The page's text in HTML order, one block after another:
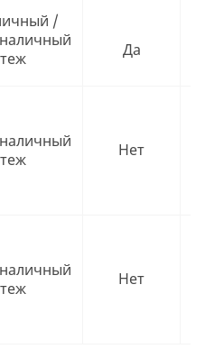
/
Да
Нет
Нет